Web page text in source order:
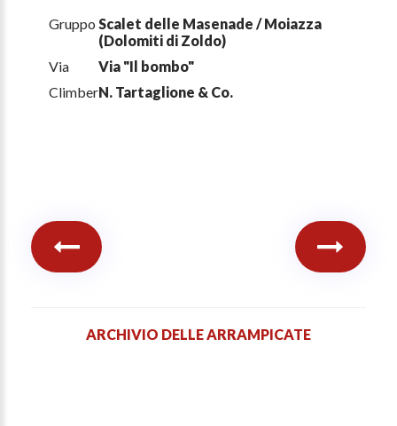
Gruppo Scalet delle Masenade / Moiazza
(Dolomiti di Zoldo)
Via
Via "Il bombo"
ClimberN. Tartaglione & Co.
ARCHIVIO DELLE ARRAMPICATE